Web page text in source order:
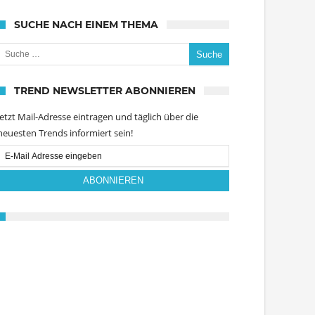
SUCHE NACH EINEM THEMA
nach:
TREND NEWSLETTER ABONNIEREN
Mail-Adresse eintragen und täglich über die
Trends informiert sein!
ABONNIEREN